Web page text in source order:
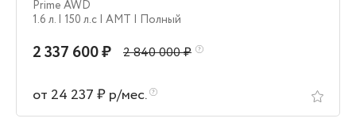
Prime AWD
1.6 л. | 150 л.c | AMT | Полный
2 337 600 ₽ 2 840 000 ₽
от 24 237 ₽ р/мес.